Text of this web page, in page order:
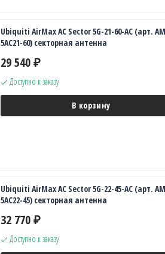
Ubiquiti AirMax AC Sector 5G-21-60-AC (арт.
5AC21-60) секторная антенна
29 540 ₽
Доступно к заказу
В корзину
Ubiquiti AirMax AC Sector 5G-22-45-AC (арт.
5AC22-45) секторная антенна
32 770 ₽
Доступно к заказу